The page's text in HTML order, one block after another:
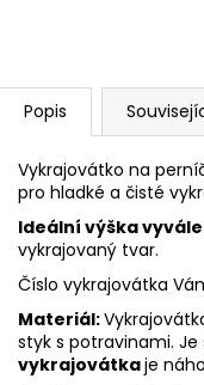
Popis
Vykrajovátko na
pro hladké a čisté
Ideální výška
vykrajovaný tvar.
Číslo vykrajovátka
Materiál:
styk s potravinami.
vykrajovátkaje